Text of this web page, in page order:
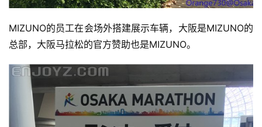
MIZUNO的员工在会场外搭建展示车辆，大阪是MIZUNO的
总部，大阪马拉松的官方赞助也是MIZUNO。